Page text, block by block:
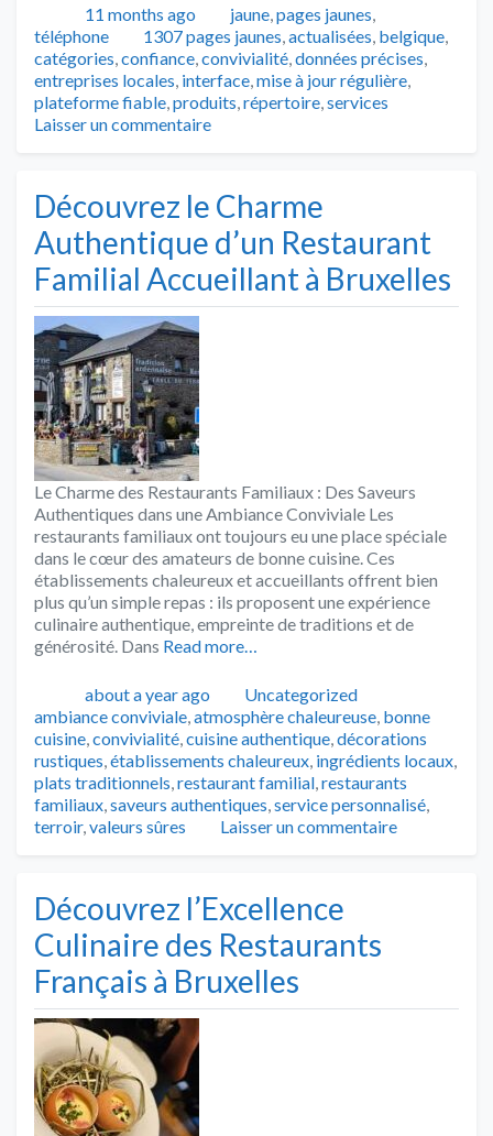
Publié11 months ago Catégories
jaune,pages jaunes,
téléphone
Tags
1307 pages jaunes,actualisées, belgique,
catégories,confiance,convivialité,données précises,
entreprises locales, interface,mise à jour régulière,
plateforme fiable,produits,répertoire,services
Laisser un commentaire
Découvrez le Charme
Authentique d’un Restaurant
Familial Accueillant à Bruxelles
Le Charme des Restaurants Familiaux : Des Saveurs
Authentiques dans une Ambiance Conviviale Les
restaurants familiaux ont toujours eu une place spéciale
dans le cœur des amateurs de bonne cuisine. Ces
établissements chaleureux et accueillants offrent bien
plus qu’un simple repas : ils proposent une expérience
culinaire authentique, empreinte de traditions et de
générosité. Dans Read more…
Publié
about a year ago Catégories
Uncategorized
ambiance conviviale,atmosphère chaleureuse, bonne
cuisine,convivialité,cuisine authentique,décorations
rustiques,établissements chaleureux, ingrédients locaux,
plats traditionnels,restaurant familial,restaurants
familiaux,saveurs authentiques,service personnalisé,
terroir,valeurs sûres Laisser un commentaire
Découvrez l’Excellence
Culinaire des Restaurants
Français à Bruxelles